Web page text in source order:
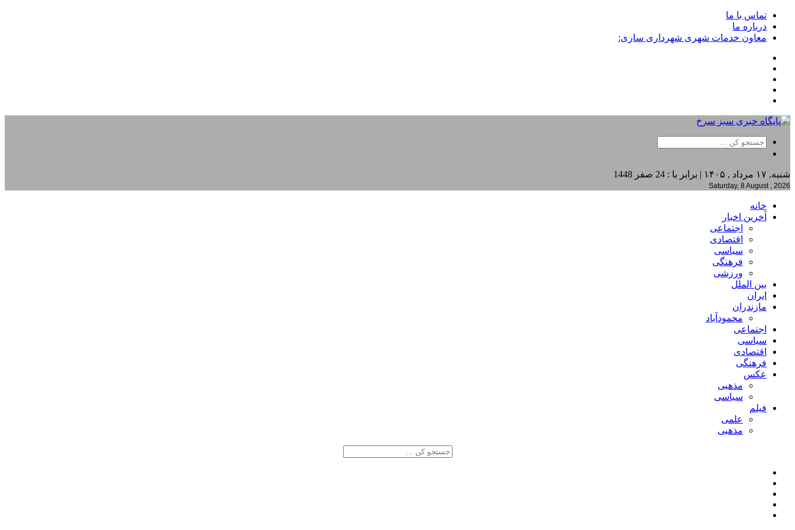
تماس با ما
درباره ما
معاون خدمات شهری شهرداری ساری:
شنبه, ۱۷ مرداد , ۱۴۰۵ | برابر با : 24 صفر 1448
Saturday, 8 August , 2026
خانه
آخرین اخبار
اجتماعی
اقتصادی
سیاسی
فرهنگی
ورزشی
بین الملل
ایران
مازندران
محمودآباد
اجتماعی
سیاسی
اقتصادی
فرهنگی
عکس
مذهبی
سیاسی
فیلم
علمی
مذهبی